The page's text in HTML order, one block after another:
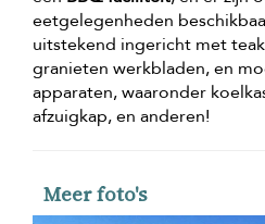
eetgelegenheden
uitstekend ingericht met
granieten werkbladen, en
apparaten, waaronder
afzuigkap, en anderen!
Meer foto's